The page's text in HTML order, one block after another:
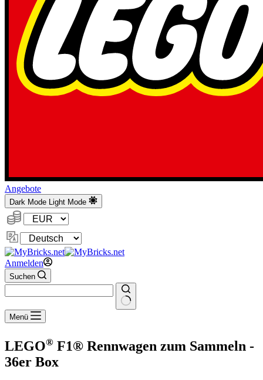
Angebote
Dark Mode Light Mode
Währung:
Sprache
ändern
Anmelden
Suchen
Keine
Ergebnisse
Menü
LEGO® F1® Rennwagen zum Sammeln -
36er Box